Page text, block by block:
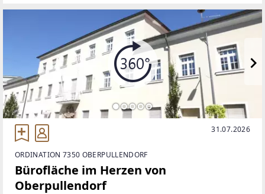
31.07.2026
ORDINATION 7350 OBERPULLENDORF
Bürofläche im Herzen von
Oberpullendorf